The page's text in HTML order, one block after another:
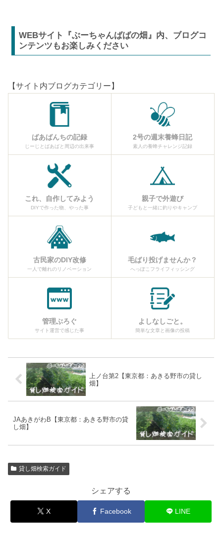
WEBサイト『ぶーちゃんばばの畑』内、ブログコ
ンテンツもお楽しみください
【サイト内ブログカテゴリー】
ばあばんちの記録
じーじとばあばと周辺の出来事
2号の週末養蜂日記
素人の養蜂チャレンジ記録
これ、自作してみよう
DIYで作った物、やった事
親子で外遊び
子どもと一緒に釣りやキャンプ
古民家のDIY改修
一人で離れのリノベーション
毛ばり投げませんか？
へっぽこフライフィッシング
管理ぶろぐ
サイト運営で感じた事
よしなしごと。
簡単な文章と画像の投稿
上ノ台第2【東京都：あきる野市の貸し
畑】
JAあきがわB【東京都：あきる野市の貸
し畑】
貸し畑検索ガイド
シェアする
X Facebook LINE